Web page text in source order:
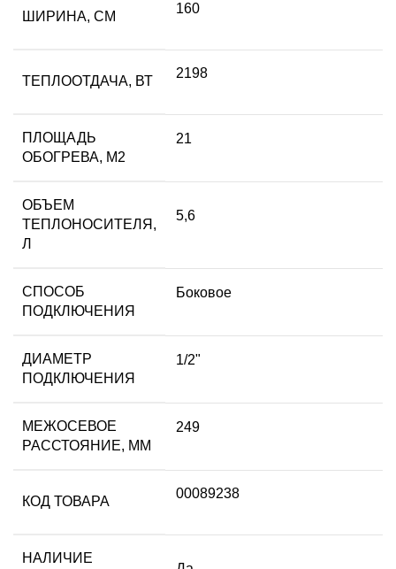
ШИРИНА, СМ
160
ТЕПЛООТДАЧА, ВТ
2198
ПЛОЩАДЬ
ОБОГРЕВА, М2
21
ОБЪЕМ
ТЕПЛОНОСИТЕЛЯ,
Л
5,6
СПОСОБ
ПОДКЛЮЧЕНИЯ
Боковое
ДИАМЕТР
ПОДКЛЮЧЕНИЯ
1/2"
МЕЖОСЕВОЕ
РАССТОЯНИЕ, ММ
249
КОД ТОВАРА
00089238
НАЛИЧИЕ